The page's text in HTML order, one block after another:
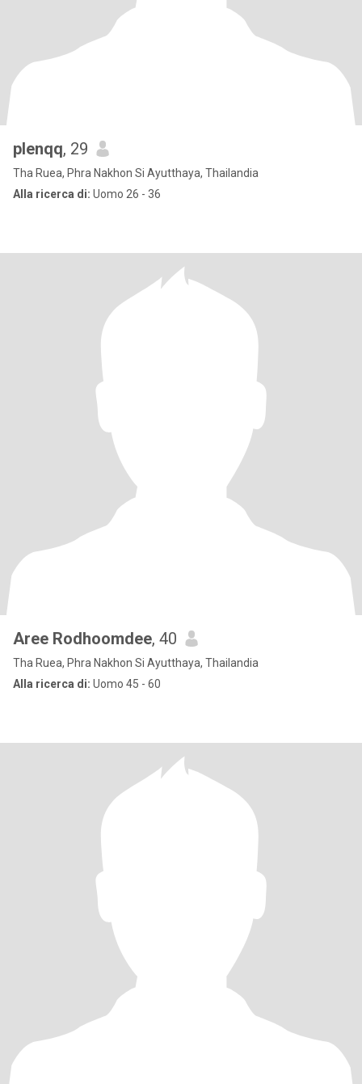
plenqq, 29
Tha Ruea, Phra Nakhon Si Ayutthaya, Thailandia
Alla ricerca di: Uomo 26 - 36
Aree Rodhoomdee, 40
Tha Ruea, Phra Nakhon Si Ayutthaya, Thailandia
Alla ricerca di: Uomo 45 - 60